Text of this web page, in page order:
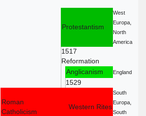
Protestantism
West
Europa,
North
America
1517
Reformation
Anglicanism
England
1529
Roman
Catholicism
Western Rites
South
Europa,
South